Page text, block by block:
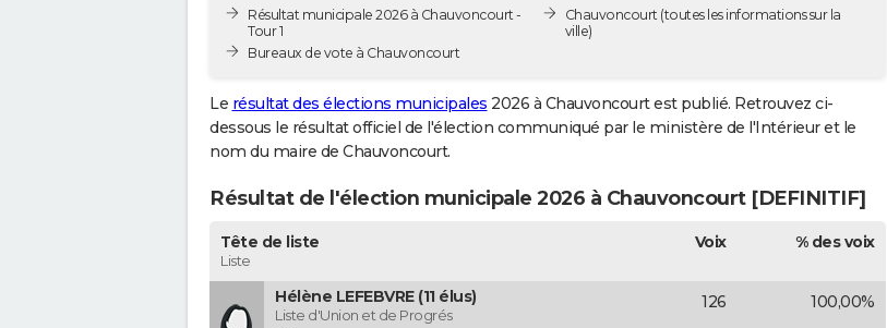
Résultat municipale 2026 à Chauvoncourt -
Tour 1
Bureaux de vote à Chauvoncourt
Chauvoncourt (toutes les informations sur la
ville)
Le résultat des élections municipales 2026 à Chauvoncourt est publié. Retrouvez ci-
dessous le résultat officiel de l'élection communiqué par le ministère de l'Intérieur et le
nom du maire de Chauvoncourt.
Résultat de l'élection municipale 2026 à Chauvoncourt [DEFINITIF]
Tête de liste
Liste
Voix % des voix
Hélène LEFEBVRE (11 élus)
Liste d'Union et de Progrés
126 100,00%